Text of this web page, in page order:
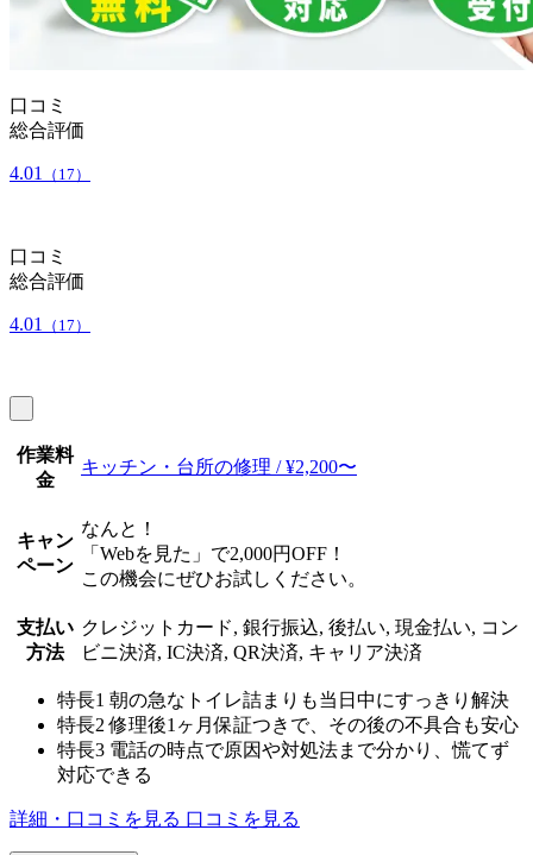
口コミ
総合評価
4.01 （17）
口コミ
総合評価
4.01 （17）
作業料
金
キッチン・台所の修理 / ¥2,200〜
キャン
ペーン
なんと！
「Webを見た」で2,000円OFF！
この機会にぜひお試しください。
支払い
方法
クレジットカード, 銀行振込, 後払い, 現金払い, コン
ビニ決済, IC決済, QR決済, キャリア決済
特長1 朝の急なトイレ詰まりも当日中にすっきり解決
特長2 修理後1ヶ月保証つきで、その後の不具合も安心
特長3 電話の時点で原因や対処法まで分かり、慌てず
対応できる
詳細・口コミを見る 口コミを見る